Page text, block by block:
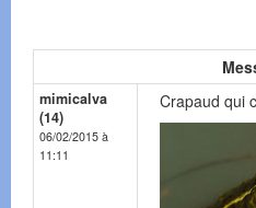
mimicalva
(14)
06/02/2015 à
11:11
Crapaud qui